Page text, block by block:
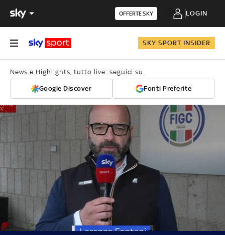
OFFERTE SKY LOGIN
SKY SPORT INSIDER
News e Highlights, tutto live: seguici su
Google Discover Fonti Preferite